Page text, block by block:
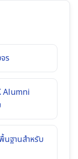
ร
Alumni
นฐานสำหรับ